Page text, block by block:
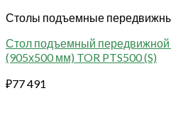
Столы подъемные
Стол подъемный передвижной
(905х500 мм) TOR PTS500 (S)
₽77 491